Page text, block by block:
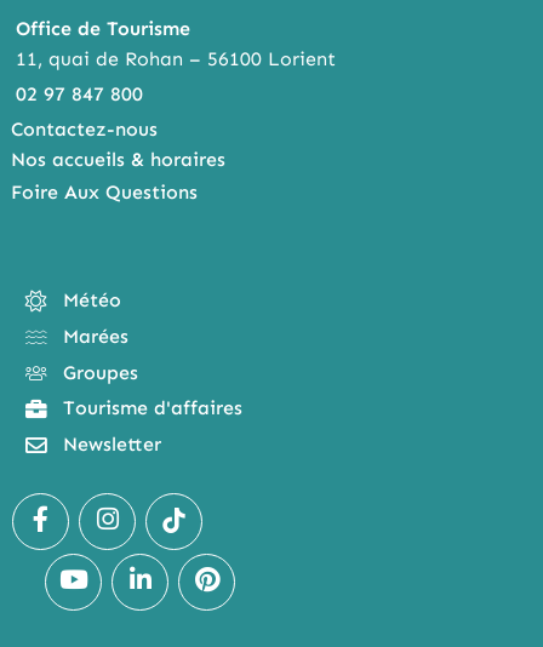
Office de Tourisme
11, quai de Rohan – 56100 Lorient
02 97 847 800
Contactez-nous
Nos accueils & horaires
Foire Aux Questions
Météo
Marées
Groupes
Tourisme d'affaires
Newsletter